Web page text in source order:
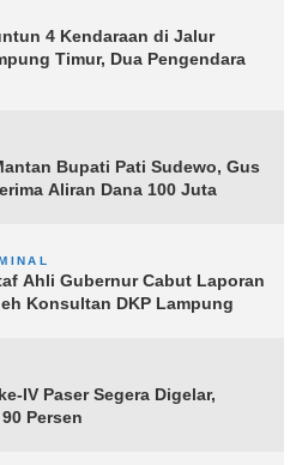
4 Kendaraan di Jalur
Timur, Dua Pengendara
Bupati Pati Sudewo, Gus
Aliran Dana 100 Juta
Ahli Gubernur Cabut Laporan
Konsultan DKP Lampung
IV Paser Segera Digelar,
Persen